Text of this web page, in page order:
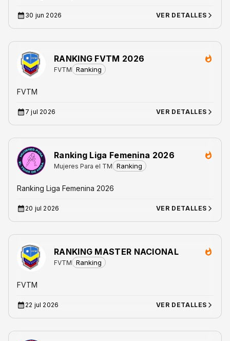
30 jun 2026 VER DETALLES
RANKING FVTM 2026
FVTM Ranking
FVTM
7 jul 2026 VER DETALLES
Ranking Liga Femenina 2026
Mujeres Para el TM Ranking
Ranking Liga Femenina 2026
20 jul 2026 VER DETALLES
RANKING MASTER NACIONAL
FVTM Ranking
FVTM
22 jul 2026 VER DETALLES